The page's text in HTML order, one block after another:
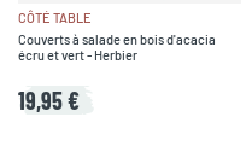
CÔTÉ TABLE
Couverts à salade en bois d'acacia
écru et vert - Herbier
19,95 €